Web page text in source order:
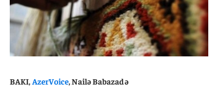
BAKI,AzerVoice, Nailə Babazadə